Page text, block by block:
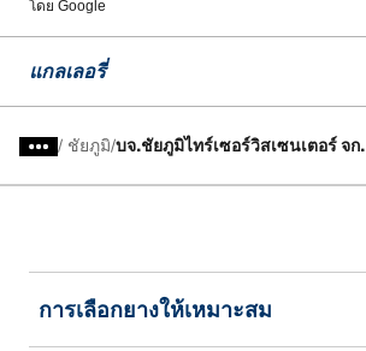
โดย Google
แกลเลอรี่
/ ชัยภูมิ บจ.ชัยภูมิไทร์เซอร์วิสเซนเตอร์ จก.
การเลือกยางให้เหมาะสม